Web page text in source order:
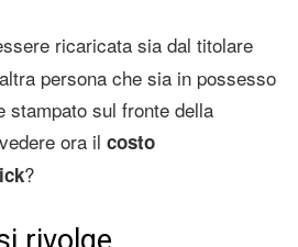
ricaricata sia dal titolare
persona che sia in possesso
stampato sul fronte della
ora il costo
?